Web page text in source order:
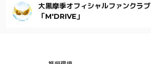
大黒摩季オフィシャルファンクラブ
「M'DRIVE」